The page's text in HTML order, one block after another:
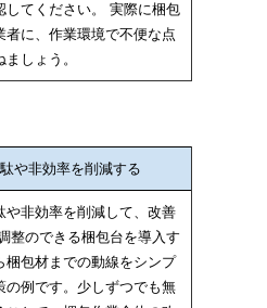
してください。 実際に梱包
者に、作業環境で不便な点
しょう。
や非効率を削減する
や非効率を削減して、改善
整のできる梱包台を導入す
梱包材までの動線をシンプ
の例です。少しずつでも無